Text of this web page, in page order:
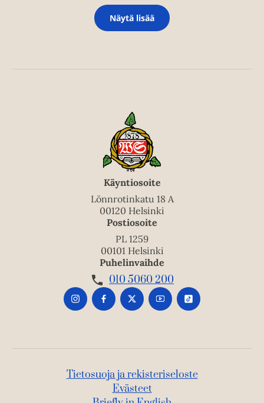
Näytä lisää
Käyntiosoite
Lönnrotinkatu 18 A
00120 Helsinki
Postiosoite
PL 1259
00101 Helsinki
Puhelinvaihde
010 5060 200
Tietosuoja ja rekisteriseloste
Evästeet